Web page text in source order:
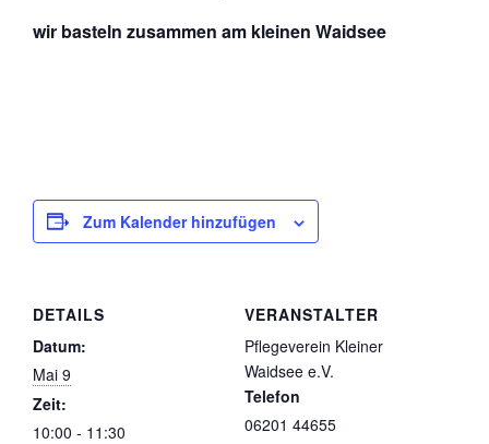
wir basteln zusammen am kleinen Waidsee
Zum Kalender hinzufügen
DETAILS
Datum:
Mai 9
Zeit:
10:00 - 11:30
VERANSTALTER
Pflegeverein Kleiner
Waidsee e.V.
Telefon
06201 44655